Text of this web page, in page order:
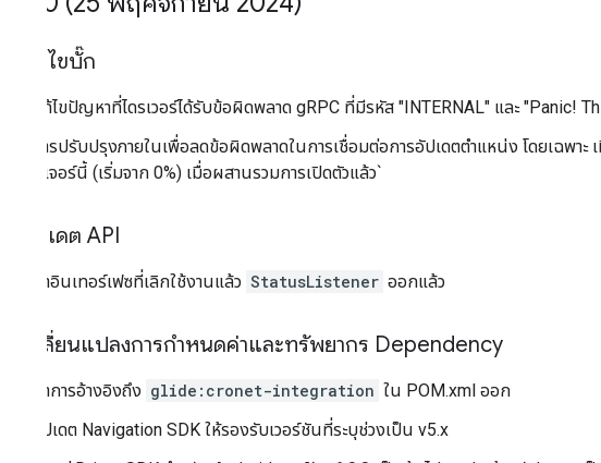
การแก้ไขบั๊ก
แก้ไขปัญหาที่ไดรเวอร์ได้รับข้อผิดพลาด gRPC ที่มีรหัส "INTERNAL" และ "Panic!
การปรับปรุงภายในเพื่อลดข้อผิดพลาดในการเชื่อมต่อการอัปเดตตำแหน่ง โดยเฉพา
ฟีเจอร์นี้ (เริ่มจาก 0%) เมื่อผสานรวมการเปิดตัวแล้ว`
การอัปเดต API
นำอินเทอร์เฟซที่เลิกใช้งานแล้ว StatusListener ออกแล้ว
การเปลี่ยนแปลงการกำหนดค่าและทรัพยากร Dependency
นำการอ้างอิงถึง glide:cronet-integration ใน POM.xml ออก
อัปเดต Navigation SDK ให้รองรับเวอร์ชันที่ระบุช่วงเป็น v5.x